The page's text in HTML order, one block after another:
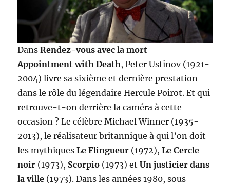
DansRendez-vous avec la mort –
Appointment with Death, Peter Ustinov (1921-
2004) livre sa sixième et dernière prestation
dans le rôle du légendaire Hercule Poirot. Et qui
retrouve-t-on derrière la caméra à cette
occasion ? Le célèbre Michael Winner (1935-
2013), le réalisateur britannique à qui l’on doit
les mythiquesLe Flingueur (1972),Le Cercle
noir (1973), Scorpio (1973) etUn justicier dans
la ville (1973). Dans les années 1980, sous